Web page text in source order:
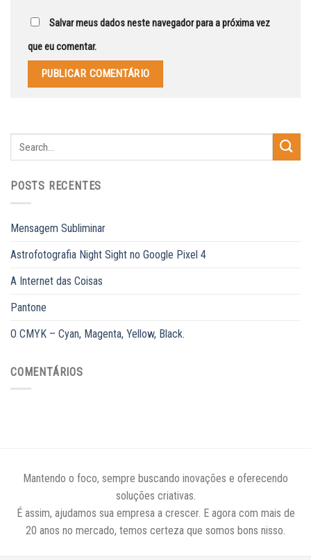
Salvar meus dados neste navegador para a próxima vez
que eu comentar.
POSTS RECENTES
Mensagem Subliminar
Astrofotografia Night Sight no Google Pixel 4
A Internet das Coisas
Pantone
O CMYK – Cyan, Magenta, Yellow, Black.
COMENTÁRIOS
Mantendo o foco, sempre buscando inovações e oferecendo
soluções criativas.
É assim, ajudamos sua empresa a crescer. E agora com mais de
20 anos no mercado, temos certeza que somos bons nisso.